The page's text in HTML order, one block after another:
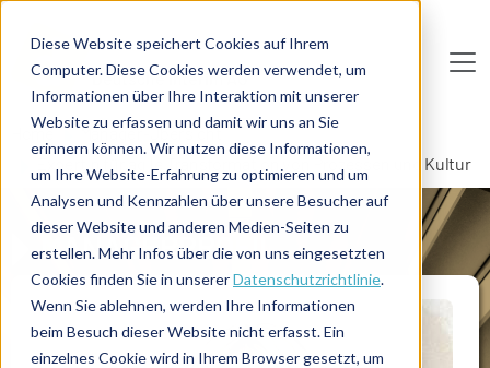
Diese Website speichert Cookies auf Ihrem
Computer. Diese Cookies werden verwendet, um
Informationen über Ihre Interaktion mit unserer
Website zu erfassen und damit wir uns an Sie
erinnern können. Wir nutzen diese Informationen,
um Ihre Website-Erfahrung zu optimieren und um
Analysen und Kennzahlen über unsere Besucher auf
dieser Website und anderen Medien-Seiten zu
erstellen. Mehr Infos über die von uns eingesetzten
Cookies finden Sie in unsererDatenschutzrichtlinie.
Wenn Sie ablehnen, werden Ihre Informationen
beim Besuch dieser Website nicht erfasst. Ein
einzelnes Cookie wird in Ihrem Browser gesetzt, um
Deutsc he InterimAG
Home
Manager-Übersicht
Expertin für agile Transformation von Prozessen und Kultur
MANAGERPROFIL